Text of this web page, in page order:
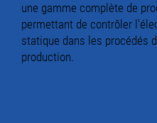
une gamme complète de
permettant de contrôler
statique dans les procédés
production.